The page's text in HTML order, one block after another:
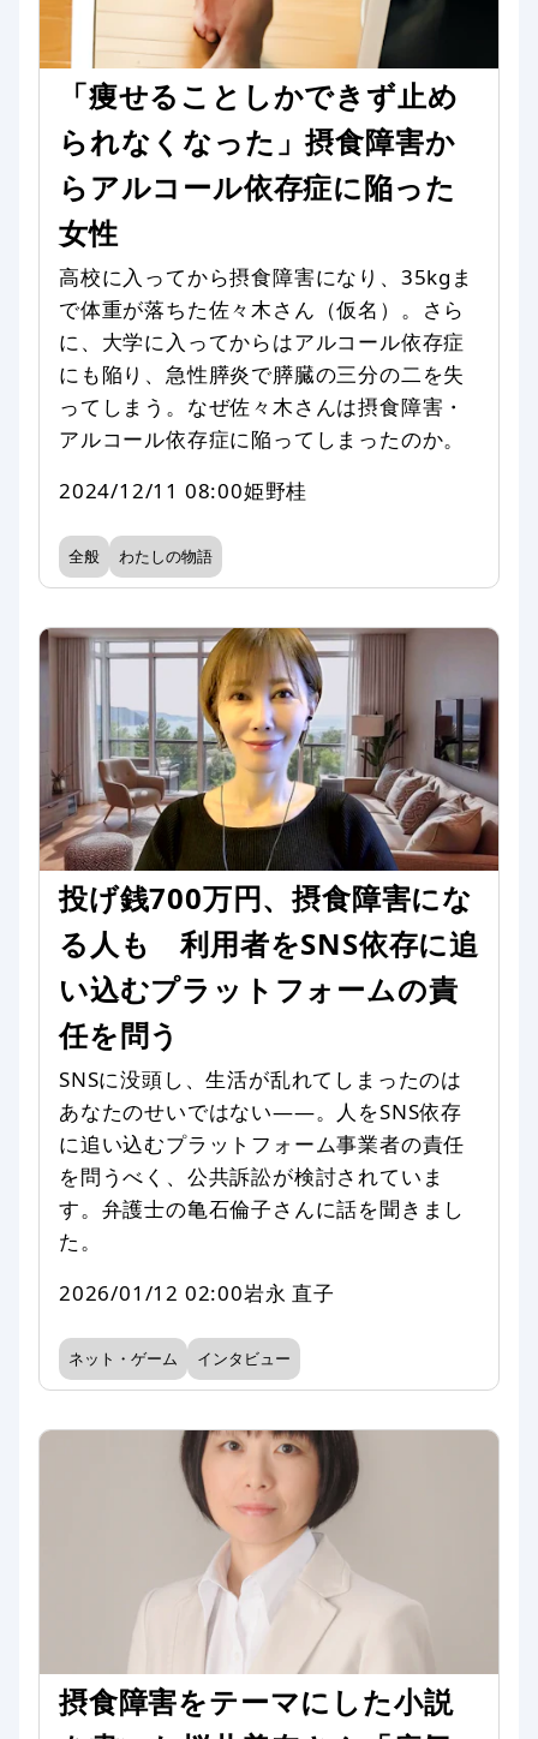
「痩せることしかできず止め
られなくなった」摂食障害か
らアルコール依存症に陥った
女性
高校に入ってから摂食障害になり、35kgま
で体重が落ちた佐々木さん（仮名）。さら
に、大学に入ってからはアルコール依存症
にも陥り、急性膵炎で膵臓の三分の二を失
ってしまう。なぜ佐々木さんは摂食障害・
アルコール依存症に陥ってしまったのか。
2024/12/11 08:00姫野桂
全般 わたしの物語
投げ銭700万円、摂食障害にな
る人も 利用者をSNS依存に追
い込むプラットフォームの責
任を問う
SNSに没頭し、生活が乱れてしまったのは
あなたのせいではない——。人をSNS依存
に追い込むプラットフォーム事業者の責任
を問うべく、公共訴訟が検討されていま
す。弁護士の亀石倫子さんに話を聞きまし
た。
2026/01/12 02:00岩永 直子
ネット・ゲーム インタビュー
摂食障害をテーマにした小説